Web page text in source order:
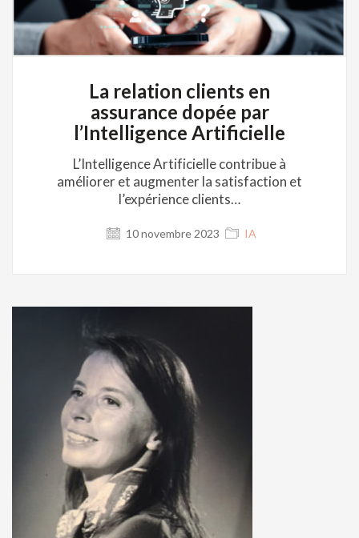
La relation clients en
assurance dopée par
l’Intelligence Artificielle
L’Intelligence Artificielle contribue à
améliorer et augmenter la satisfaction et
l’expérience clients…
10 novembre 2023 IA